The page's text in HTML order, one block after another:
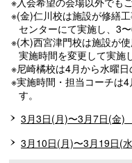
※(金)仁川校は施設が修繕
センターにて実施し、3
※(木)西宮津門校は施設が
実施時間を変更して実施
※尼崎橘校は4月から水曜日
※実施時間・担当コーチは
す。
3月3日(月)〜3月7日(金
3月10日(月)〜3月19日(